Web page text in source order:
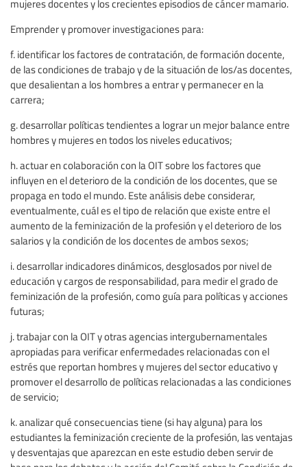
mujeres docentes y los crecientes episodios de cáncer mamario.
Emprender y promover investigaciones para:
f. identificar los factores de contratación, de formación docente,
de las condiciones de trabajo y de la situación de los/as docentes,
que desalientan a los hombres a entrar y permanecer en la
carrera;
g. desarrollar políticas tendientes a lograr un mejor balance entre
hombres y mujeres en todos los niveles educativos;
h. actuar en colaboración con la OIT sobre los factores que
influyen en el deterioro de la condición de los docentes, que se
propaga en todo el mundo. Este análisis debe considerar,
eventualmente, cuál es el tipo de relación que existe entre el
aumento de la feminización de la profesión y el deterioro de los
salarios y la condición de los docentes de ambos sexos;
i. desarrollar indicadores dinámicos, desglosados por nivel de
educación y cargos de responsabilidad, para medir el grado de
feminización de la profesión, como guía para políticas y acciones
futuras;
j. trabajar con la OIT y otras agencias intergubernamentales
apropiadas para verificar enfermedades relacionadas con el
estrés que reportan hombres y mujeres del sector educativo y
promover el desarrollo de políticas relacionadas a las condiciones
de servicio;
k. analizar qué consecuencias tiene (si hay alguna) para los
estudiantes la feminización creciente de la profesión, las ventajas
y desventajas que aparezcan en este estudio deben servir de